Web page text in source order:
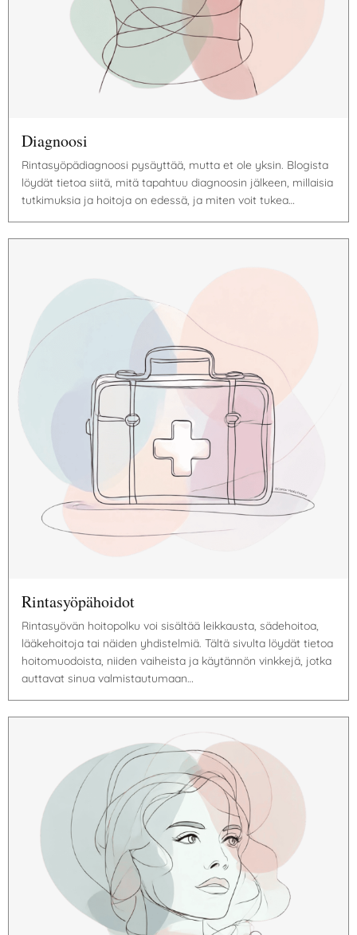
Diagnoosi
Rintasyöpädiagnoosi pysäyttää, mutta et ole yksin. Blogista
löydät tietoa siitä, mitä tapahtuu diagnoosin jälkeen, millaisia
tutkimuksia ja hoitoja on edessä, ja miten voit tukea…
Rintasyöpähoidot
Rintasyövän hoitopolku voi sisältää leikkausta, sädehoitoa,
lääkehoitoja tai näiden yhdistelmiä. Tältä sivulta löydät tietoa
hoitomuodoista, niiden vaiheista ja käytännön vinkkejä, jotka
auttavat sinua valmistautumaan…